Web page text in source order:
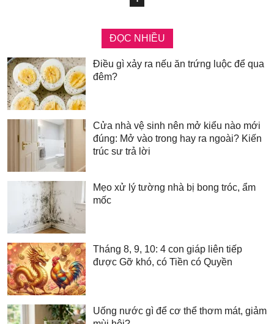
ĐỌC NHIỀU
Điều gì xảy ra nếu ăn trứng luộc để qua
đêm?
Cửa nhà vệ sinh nên mở kiểu nào mới
đúng: Mở vào trong hay ra ngoài? Kiến
trúc sư trả lời
Mẹo xử lý tường nhà bị bong tróc, ẩm
mốc
Tháng 8, 9, 10: 4 con giáp liên tiếp
được Gỡ khó, có Tiền có Quyền
Uống nước gì để cơ thể thơm mát, giảm